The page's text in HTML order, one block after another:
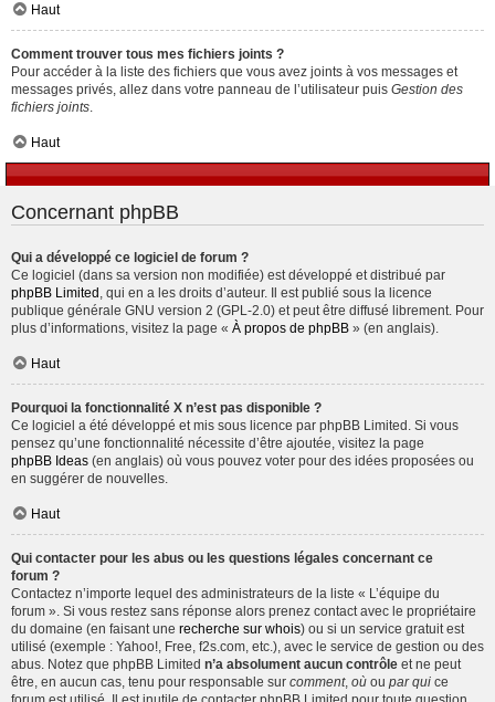
Haut
Comment trouver tous mes fichiers joints ?
Pour accéder à la liste des fichiers que vous avez joints à vos messages et
messages privés, allez dans votre panneau de l’utilisateur puis Gestion des
fichiers joints
Haut
Concernant phpBB
Qui a développé ce logiciel de forum ?
Ce logiciel (dans sa version non modifiée) est développé et distribué par
phpBB Limited , qui en a les droits d’auteur. Il est publié sous la licence
publique générale GNU version 2 (GPL-2.0) et peut être diffusé librement. Pour
plus d’informations, visitez la page « À propos de phpBB » (en anglais).
Haut
Pourquoi la fonctionnalité X n’est pas disponible ?
Ce logiciel a été développé et mis sous licence par phpBB Limited. Si vous
pensez qu’une fonctionnalité nécessite d’être ajoutée, visitez la page
phpBB Ideas (en anglais) où vous pouvez voter pour des idées proposées ou
en suggérer de nouvelles.
Haut
Qui contacter pour les abus ou les questions légales concernant ce
forum ?
Contactez n’importe lequel des administrateurs de la liste « L’équipe du
forum ». Si vous restez sans réponse alors prenez contact avec le propriétaire
du domaine (en faisant une recherche sur whois) ou si un service gratuit est
utilisé (exemple : Yahoo!, Free, f2s.com, etc.), avec le service de gestion ou des
abus. Notez que phpBB Limited n’a absolument aucun contrôle et ne peut
être, en aucun cas, tenu pour responsable sur comment, où ou par qui ce